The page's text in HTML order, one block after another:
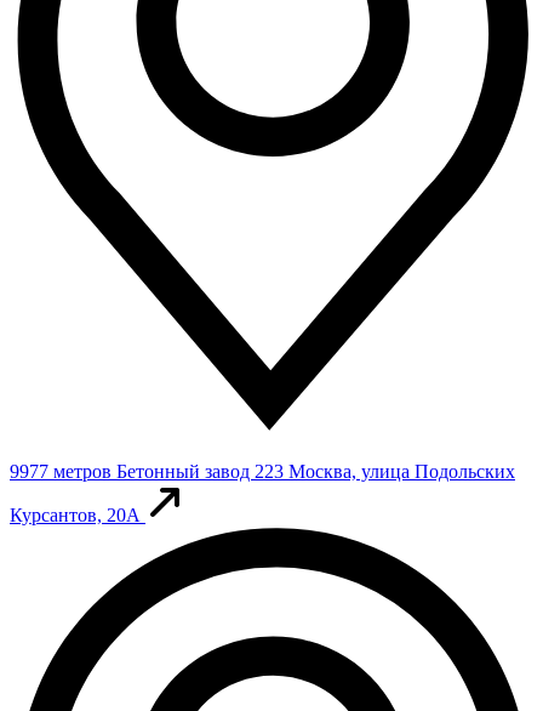
9977 метров Бетонный завод 223 Москва, улица Подольских
Курсантов, 20А